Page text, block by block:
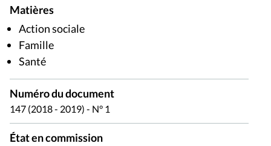
Matières
Action sociale
Famille
Santé
Numéro du document
147 (2018 - 2019) - N° 1
État en commission